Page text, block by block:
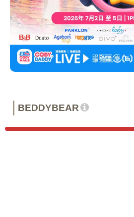
BEDDYBEAR